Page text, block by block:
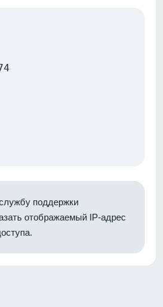
поддержки
отображаемый IP-адрес